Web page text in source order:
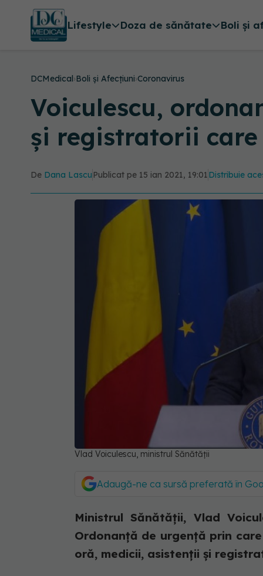
Lifestyle Doza de sănătate Boli și
DCMedical›Boli și Afecțiuni›Coronavirus
Voiculescu,
și registratorii care
De Dana Lascu Publicat pe 15 ian 2021, 19:01Distribuie
Vlad Voiculescu, ministrul Sănătății
Adaugă-ne ca sursă preferată în
Ministrul Sănătății, Vlad
Ordonanță de urgență prin
oră, medicii, asistenții și